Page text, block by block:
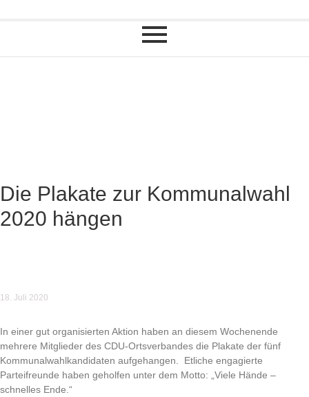
Die Plakate zur Kommunalwahl
2020 hängen
18. Juli 2020
In einer gut organisierten Aktion haben an diesem Wochenende
mehrere Mitglieder des CDU-Ortsverbandes die Plakate der fünf
Kommunalwahlkandidaten aufgehangen. Etliche engagierte
Parteifreunde haben geholfen unter dem Motto: „Viele Hände –
schnelles Ende.“